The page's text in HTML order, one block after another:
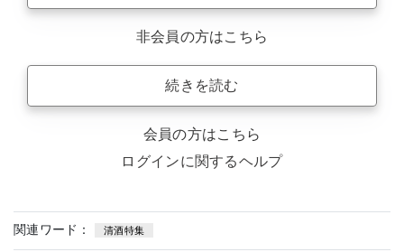
非会員の方はこちら
続きを読む
会員の方はこちら
ログインに関するヘルプ
関連ワード： 清酒特集